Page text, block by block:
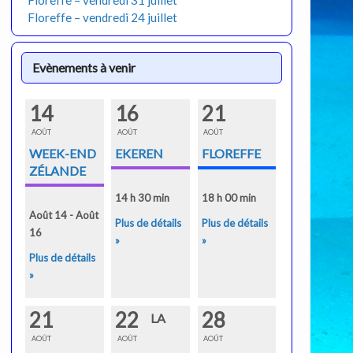
Floreffe – vendredi 24 juillet
Evènements à venir
14
AOÛT
WEEK-END
ZÉLANDE
Août 14 - Août
16
Plus de détails
»
16
AOÛT
EKEREN
14 h 30 min
Plus de détails
»
21
AOÛT
FLOREFFE
18 h 00 min
Plus de détails
»
21
AOÛT
22
AOÛT
LA 28
AOÛT